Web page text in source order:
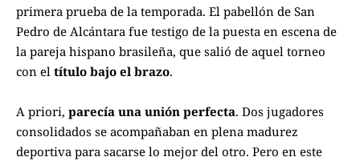
primera prueba de la temporada. El pabellón de San
Pedro de Alcántara fue testigo de la puesta en escena de
la pareja hispano brasileña, que salió de aquel torneo
con el título bajo el brazo.
A priori, parecía una unión perfecta. Dos jugadores
consolidados se acompañaban en plena madurez
deportiva para sacarse lo mejor del otro. Pero en este